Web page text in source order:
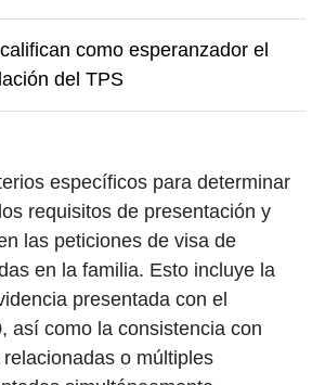
como esperanzador el
del TPS
específicos para determinar
requisitos de presentación y
las peticiones de visa de
en la familia. Esto incluye la
presentada con el
así como la consistencia con
o múltiples